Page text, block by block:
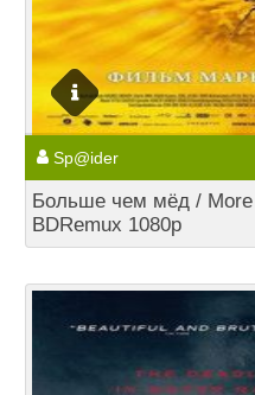
Sp@ider
Больше чем мёд / More
BDRemux 1080p